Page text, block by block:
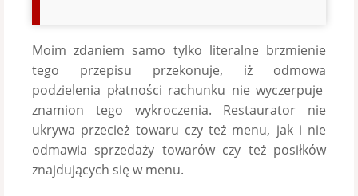
Moim zdaniem samo tylko literalne brzmienie
tego przepisu przekonuje, iż odmowa
podzielenia płatności rachunku nie wyczerpuje
znamion tego wykroczenia. Restaurator nie
ukrywa przecież towaru czy też menu, jak i nie
odmawia sprzedaży towarów czy też posiłków
znajdujących się w menu.